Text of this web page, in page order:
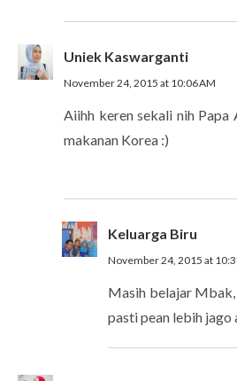
Uniek Kaswarganti
November 24, 2015 at 10:06 AM
Aiihh keren sekali nih Papa
makanan Korea :)
Keluarga Biru
November 24, 2015 at
Masih belajar
pasti pean lebih jago